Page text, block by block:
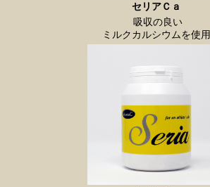
セリアＣａ
吸収の良い
ミルクカルシウムを使用